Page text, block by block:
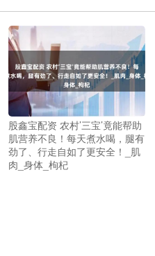
股鑫宝配资 农村’三宝’竟能帮助
肌营养不良！每天煮水喝，腿有
劲了、行走自如了更安全！_肌
肉_身体_枸杞